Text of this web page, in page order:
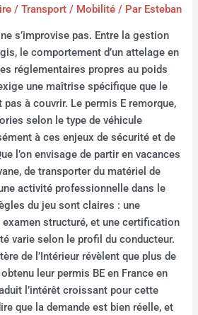
/Transport / Mobilité / Par Esteban
s’improvise pas. Entre la gestion
le comportement d’un attelage en
réglementaires propres au poids
une maîtrise spécifique que le
à couvrir. Le permis E remorque,
selon le type de véhicule
à ces enjeux de sécurité et de
l’on envisage de partir en vacances
de transporter du matériel de
activité professionnelle dans le
du jeu sont claires : une
structuré, et une certification
varie selon le profil du conducteur.
de l’Intérieur révèlent que plus de
leur permis BE en France en
l’intérêt croissant pour cette
que la demande est bien réelle, et